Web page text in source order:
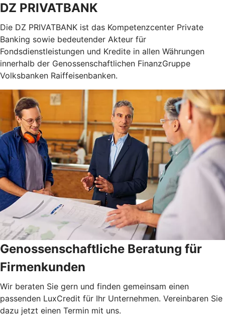
DZ PRIVATBANK
Die DZ PRIVATBANK ist das Kompetenzcenter Private
Banking sowie bedeutender Akteur für
Fondsdienstleistungen und Kredite in allen Währungen
innerhalb der Genossenschaftlichen FinanzGruppe
Volksbanken Raiffeisenbanken.
Genossenschaftliche Beratung für
Firmenkunden
Wir beraten Sie gern und finden gemeinsam einen
passenden LuxCredit für Ihr Unternehmen. Vereinbaren Sie
dazu jetzt einen Termin mit uns.